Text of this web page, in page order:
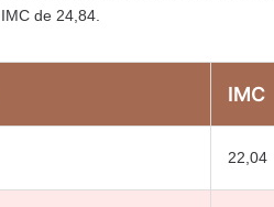
de 24,84.
IMC
22,04